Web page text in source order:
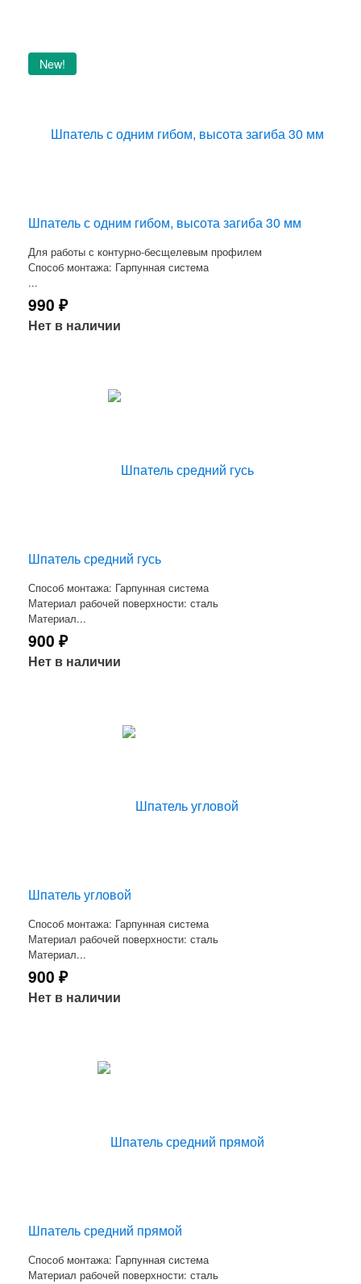
Шпатель с одним гибом, высота загиба 30 мм
Для работы с контурно-бесщелевым профилем
Способ монтажа: Гарпунная система
...
990 ₽
Нет в наличии
New!
Шпатель средний гусь
Способ монтажа: Гарпунная система
Материал рабочей поверхности: сталь
Материал...
900 ₽
Нет в наличии
Шпатель угловой
Способ монтажа: Гарпунная система
Материал рабочей поверхности: сталь
Материал...
900 ₽
Нет в наличии
Шпатель средний прямой
Способ монтажа: Гарпунная система
Материал рабочей поверхности: сталь